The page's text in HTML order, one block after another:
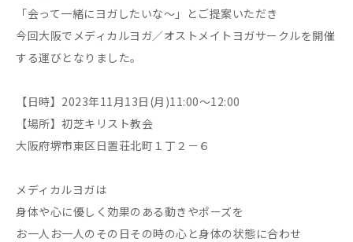
「会って一緒にヨガしたいな〜」とご提案いただき
今回大阪でメディカルヨガ／オストメイトヨガサークルを開催
する運びとなりました。
【日時】2023年11月13日(月)11:00〜12:00
【場所】初芝キリスト教会
大阪府堺市東区日置荘北町１丁２－６
メディカルヨガは
身体や心に優しく効果のある動きやポーズを
お一人お一人のその日その時の心と身体の状態に合わせ